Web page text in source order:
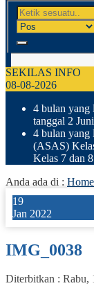
SEKILAS INFO
08-08-2026
4 bulan yang
tanggal 2
4 bulan yang
(ASAS)
Kelas 7 dan
Anda ada di : Home
19
Jan 2022
IMG_0038
Diterbitkan : Rabu,